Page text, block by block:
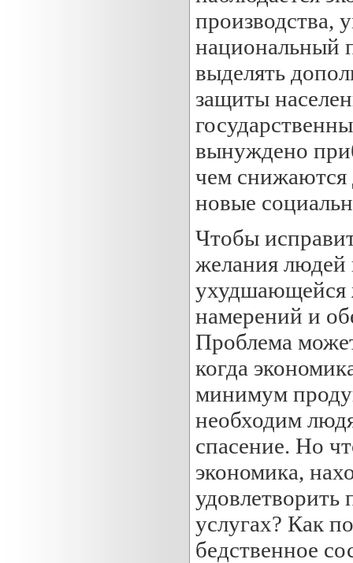
производства,
национальный
выделять
защиты
вынуждено
чем
новые
Чтобы
желания людей
ухудшающейся
намерений и
Проблема
когда
минимум
необходим
спасение. Но
экономика,
удовлетворить
услугах? Как
бедственное